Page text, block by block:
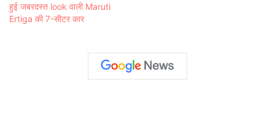
हुई जबरदस्त look वाली Maruti
Ertiga की 7-सीटर कार